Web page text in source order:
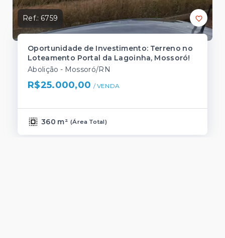
Ref.: 6759
Oportunidade de Investimento: Terreno no
Loteamento Portal da Lagoinha, Mossoró!
Abolição - Mossoró/RN
R$25.000,00 / VENDA
360 m² (Área Total)